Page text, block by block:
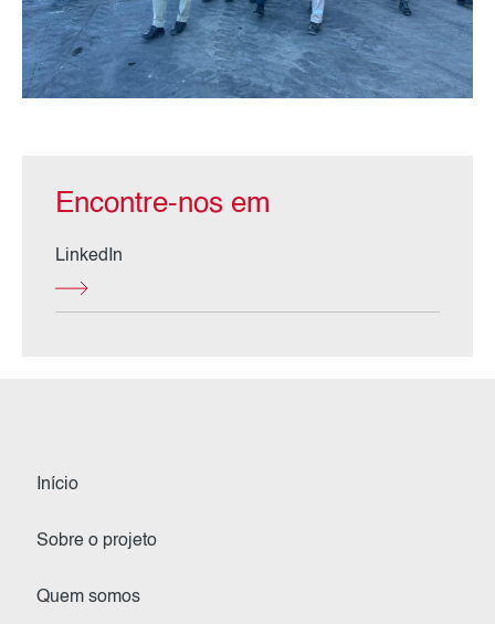
Encontre-nos em
LinkedIn
Início
Sobre o projeto
Quem somos